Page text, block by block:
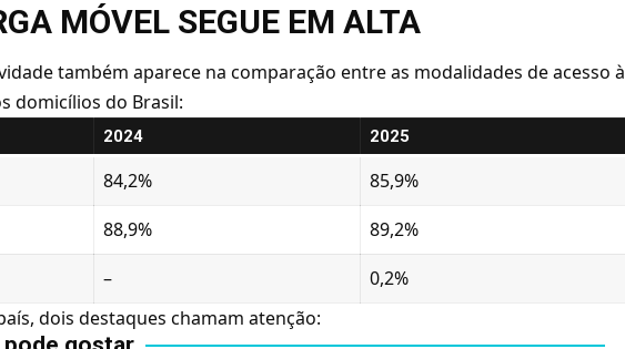
MÓVEL SEGUE EM ALTA
também aparece na comparação entre as modalidades de acesso à
domicílios do Brasil:
2024 2025
84,2%
85,9%
88,9%
89,2%
–
0,2%
dois destaques chamam atenção: